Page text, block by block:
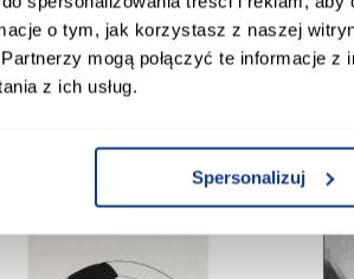
o tym, jak korzystasz z naszej
mogą połączyć te informacje z
z ich usług.
Spersonalizuj
Frisee Soft Kids 1,6/2,3
A1082 niebieski
329,00 zł
Dywan